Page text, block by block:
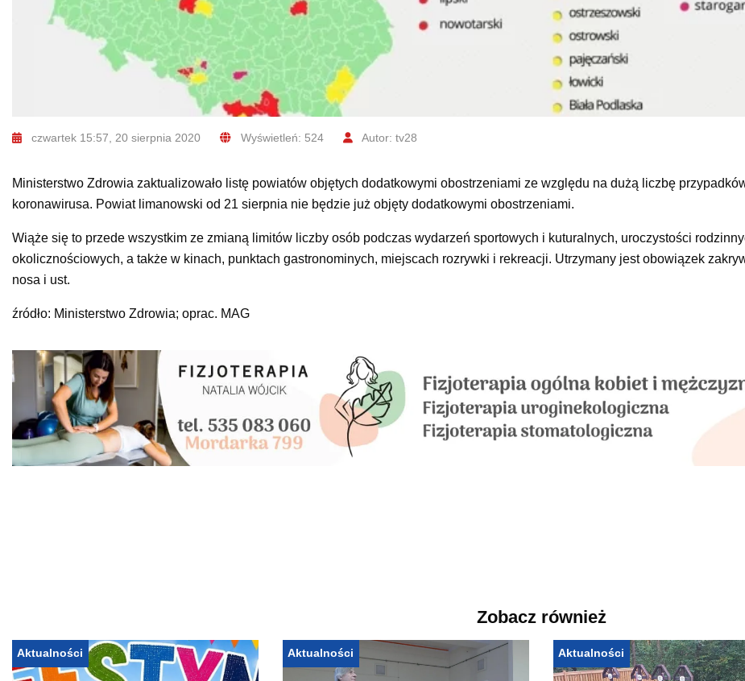
czwartek 15:57, 20 sierpnia 2020 Wyświetleń: 524 Autor: tv28
Ministerstwo Zdrowia zaktualizowało listę powiatów objętych dodatkowymi obostrzeniami ze względu na dużą liczbę
koronawirusa. Powiat limanowski od 21 sierpnia nie będzie już objęty dodatkowymi obostrzeniami.
Wiąże się to przede wszystkim ze zmianą limitów liczby osób podczas wydarzeń sportowych i kuturalnych, uroczystości
okolicznościowych, a także w kinach, punktach gastronominych, miejscach rozrywki i rekreacji. Utrzymany jest obowiązek
nosa i ust.
źródło: Ministerstwo Zdrowia; oprac. MAG
Zobacz również
Aktualności Aktualności Aktualności